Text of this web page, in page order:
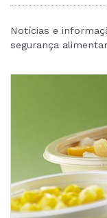
Notícias e
segurança alimentar